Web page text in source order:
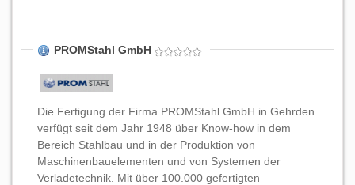
PROMStahl GmbH
Die Fertigung der Firma PROMStahl GmbH in Gehrden
verfügt seit dem Jahr 1948 über Know-how in dem
Bereich Stahlbau und in der Produktion von
Maschinenbauelementen und von Systemen der
Verladetechnik. Mit über 100.000 gefertigten